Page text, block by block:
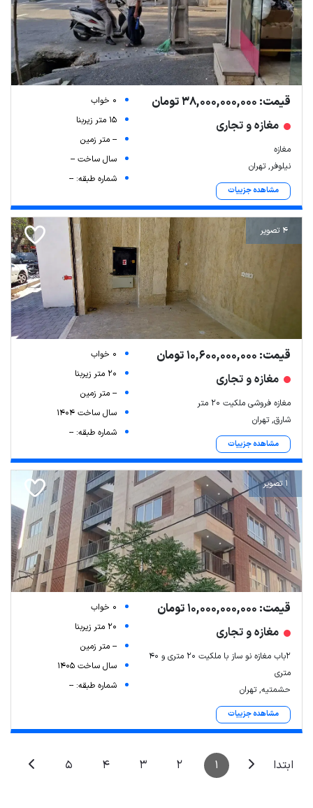
قیمت: 38,000,000,000 تومان
مغازه و تجاری
مغازه
نیلوفر, تهران
مشاهده جزییات
0 خواب
15 متر زیربنا
-- متر زمین
سال ساخت --
شماره طبقه: --
4 تصویر
قیمت: 10,600,000,000 تومان
مغازه و تجاری
مغازه فروشی ملکیت ۲۰ متر
شارق, تهران
مشاهده جزییات
0 خواب
20 متر زیربنا
-- متر زمین
سال ساخت 1404
شماره طبقه: --
1 تصویر
قیمت: 10,000,000,000 تومان
مغازه و تجاری
۲باب مغازه نو ساز با ملکیت ۲۰ متری و ۴۰
متری
حشمتیه, تهران
مشاهده جزییات
0 خواب
20 متر زیربنا
-- متر زمین
سال ساخت 1405
شماره طبقه: --
ابتدا 1
2
3
4
5